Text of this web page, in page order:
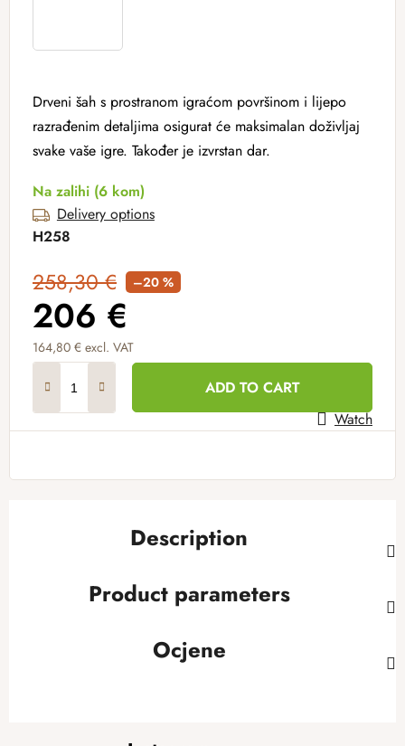
Drveni šah s prostranom igraćom površinom i lijepo
razrađenim detaljima osigurat će maksimalan doživljaj
svake vaše igre. Također je izvrstan dar.
Na zalihi (6 kom)
Delivery options
H258
258,30 € –20 %
206 €
164,80 € excl. VAT
ADD TO CART
Watch
Description
Product parameters
Ocjene